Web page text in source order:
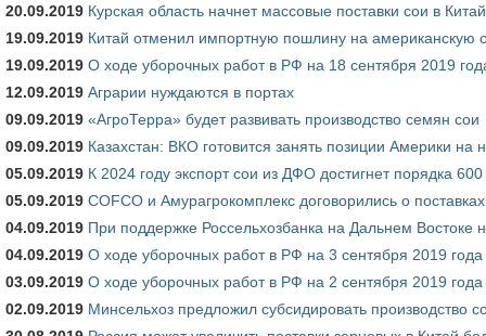
20.09.2019 Курская область начнет массовые поставки сои в Китай
19.09.2019 Китай отменил импортную пошлину на американскую
19.09.2019 О ходе уборочных работ в РФ на 18 сентября 2019
12.09.2019 Аграрии нуждаются в портах
09.09.2019 «АгроТерра» будет развивать производство семян сои
09.09.2019 Казахстан: ВКО готовится занять позиции Америки на
05.09.2019 К 2024 году экспорт сои из ДФО достигнет порядка
05.09.2019 COFCO и Амурагрокомплекс договорились о
04.09.2019 При поддержке Россельхозбанка на Дальнем Востоке
04.09.2019 О ходе уборочных работ в РФ на 3 сентября 2019 года
03.09.2019 О ходе уборочных работ в РФ на 2 сентября 2019 года
02.09.2019 Минсельхоз предложил субсидировать производство